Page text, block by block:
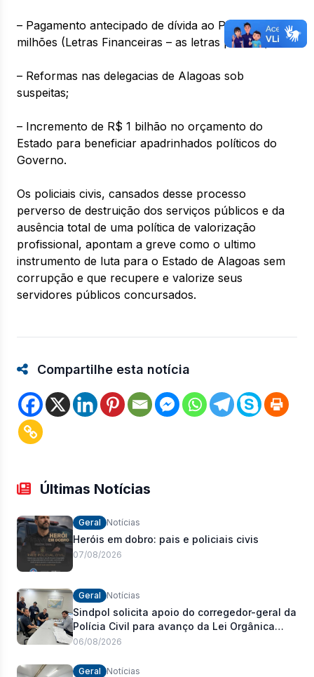
– Pagamento antecipado de dívida ao Paraná: 106
milhões (Letras Financeiras – as letras podres);
– Reformas nas delegacias de Alagoas sob
suspeitas;
– Incremento de R$ 1 bilhão no orçamento do
Estado para beneficiar apadrinhados políticos do
Governo.
Os policiais civis, cansados desse processo
perverso de destruição dos serviços públicos e da
ausência total de uma política de valorização
profissional, apontam a greve como o ultimo
instrumento de luta para o Estado de Alagoas sem
corrupção e que recupere e valorize seus
servidores públicos concursados.
Compartilhe esta notícia
Últimas Notícias
Geral Notícias
Heróis em dobro: pais e policiais civis
07/08/2026
Geral Notícias
Sindpol solicita apoio do corregedor-geral da
Polícia Civil para avanço da Lei Orgânica
Estadual
06/08/2026
Geral Notícias